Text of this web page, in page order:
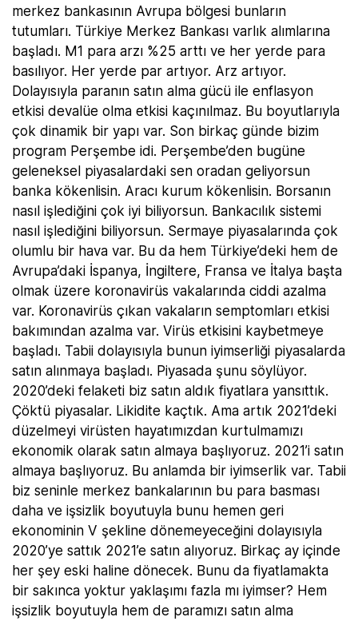
merkez bankasının Avrupa bölgesi bunların
tutumları. Türkiye Merkez Bankası varlık alımlarına
başladı. M1 para arzı %25 arttı ve her yerde para
basılıyor. Her yerde par artıyor. Arz artıyor.
Dolayısıyla paranın satın alma gücü ile enflasyon
etkisi devalüe olma etkisi kaçınılmaz. Bu boyutlarıyla
çok dinamik bir yapı var. Son birkaç günde bizim
program Perşembe idi. Perşembe’den bugüne
geleneksel piyasalardaki sen oradan geliyorsun
banka kökenlisin. Aracı kurum kökenlisin. Borsanın
nasıl işlediğini çok iyi biliyorsun. Bankacılık sistemi
nasıl işlediğini biliyorsun. Sermaye piyasalarında çok
olumlu bir hava var. Bu da hem Türkiye’deki hem de
Avrupa’daki İspanya, İngiltere, Fransa ve İtalya başta
olmak üzere koronavirüs vakalarında ciddi azalma
var. Koronavirüs çıkan vakaların semptomları etkisi
bakımından azalma var. Virüs etkisini kaybetmeye
başladı. Tabii dolayısıyla bunun iyimserliği piyasalarda
satın alınmaya başladı. Piyasada şunu söylüyor.
2020’deki felaketi biz satın aldık fiyatlara yansıttık.
Çöktü piyasalar. Likidite kaçtık. Ama artık 2021’deki
düzelmeyi virüsten hayatımızdan kurtulmamızı
ekonomik olarak satın almaya başlıyoruz. 2021’i satın
almaya başlıyoruz. Bu anlamda bir iyimserlik var. Tabii
biz seninle merkez bankalarının bu para basması
daha ve işsizlik boyutuyla bunu hemen geri
ekonominin V şekline dönemeyeceğini dolayısıyla
2020’ye sattık 2021’e satın alıyoruz. Birkaç ay içinde
her şey eski haline dönecek. Bunu da fiyatlamakta
bir sakınca yoktur yaklaşımı fazla mı iyimser? Hem
işsizlik boyutuyla hem de paramızı satın alma